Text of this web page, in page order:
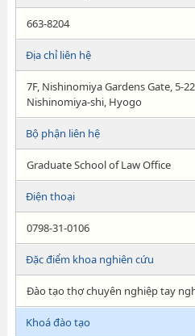
663-8204
Địa chỉ liên hệ
7F, Nishinomiya Gardens Gate, 5-
Nishinomiya-shi, Hyogo
Bộ phận liên hệ
Graduate School of Law Office
Điện thoại
0798-31-0106
Đặc điểm khoa nghiên cứu
Đào tạo thợ chuyên nghiệp tay
Khoá đào tạo